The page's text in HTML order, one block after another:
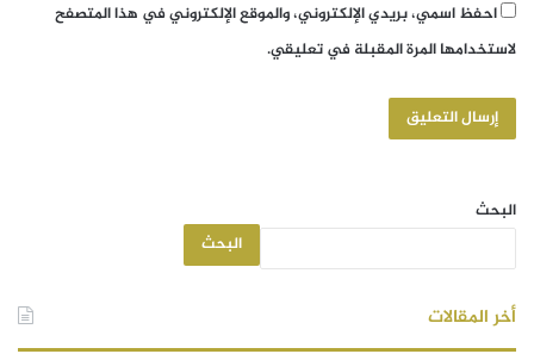
احفظ اسمي، بريدي الإلكتروني، والموقع الإلكتروني في هذا المتصفح
لاستخدامها المرة المقبلة في تعليقي.
البحث
البحث
أخر المقالات